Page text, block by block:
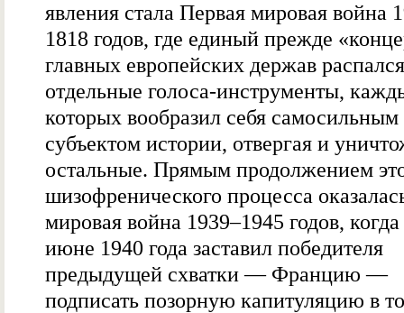
явления стала Первая мировая война
1818 годов, где единый прежде
главных европейских держав
отдельные голоса-инструменты,
которых вообразил себя самосильным
субъектом истории, отвергая и
остальные. Прямым продолжением
шизофренического процесса
мировая война 1939–1945 годов,
июне 1940 года заставил победителя
предыдущей схватки — Францию —
подписать позорную капитуляцию в